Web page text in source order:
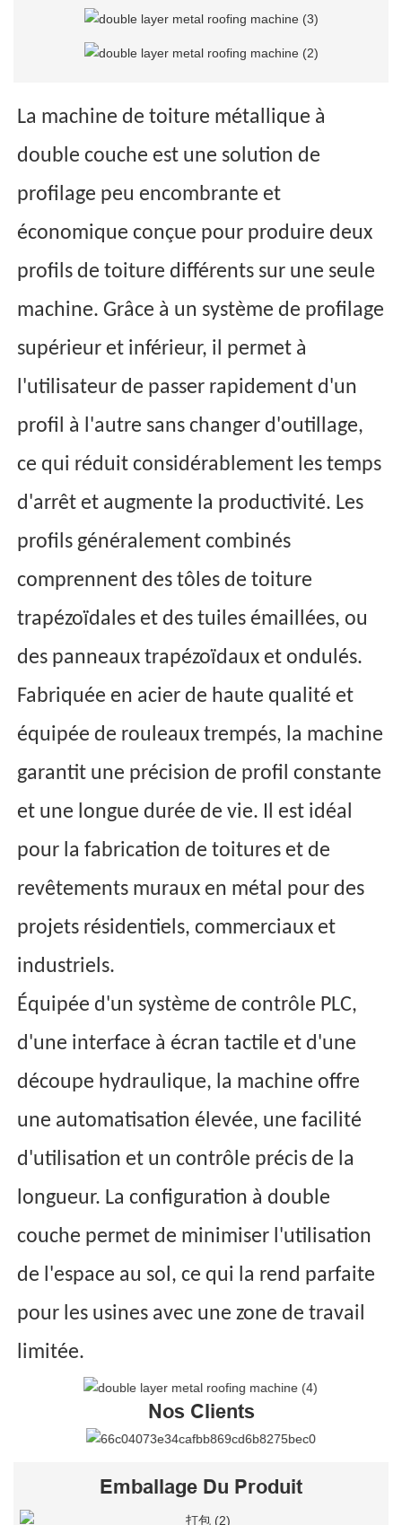
La machine de toiture métallique à
double couche est une solution de
profilage peu encombrante et
économique conçue pour produire deux
profils de toiture différents sur une seule
machine. Grâce à un système de profilage
supérieur et inférieur, il permet à
l'utilisateur de passer rapidement d'un
profil à l'autre sans changer d'outillage,
ce qui réduit considérablement les temps
d'arrêt et augmente la productivité. Les
profils généralement combinés
comprennent des tôles de toiture
trapézoïdales et des tuiles émaillées, ou
des panneaux trapézoïdaux et ondulés.
Fabriquée en acier de haute qualité et
équipée de rouleaux trempés, la machine
garantit une précision de profil constante
et une longue durée de vie. Il est idéal
pour la fabrication de toitures et de
revêtements muraux en métal pour des
projets résidentiels, commerciaux et
industriels.
Équipée d'un système de contrôle PLC,
d'une interface à écran tactile et d'une
découpe hydraulique, la machine offre
une automatisation élevée, une facilité
d'utilisation et un contrôle précis de la
longueur. La configuration à double
couche permet de minimiser l'utilisation
de l'espace au sol, ce qui la rend parfaite
pour les usines avec une zone de travail
limitée.
Nos Clients
Emballage Du Produit